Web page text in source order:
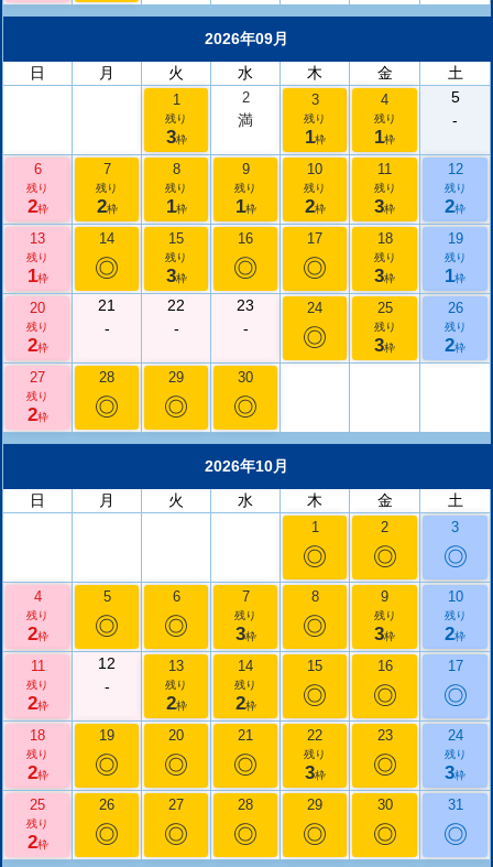
2026年09月
日
月 火 水 木 金 土
1
残り
3枠
2
満
3
残り
1枠
4
残り
1枠
5
-
6
残り
2枠
7
残り
2枠
8
残り
1枠
9
残り
1枠
10
残り
2枠
11
残り
3枠
12
残り
2枠
13
残り
1枠
14
◎
15
残り
3枠
16
◎
17
◎
18
残り
3枠
19
残り
1枠
20
残り
2枠
21
-
22
-
23
-
24
◎
25
残り
3枠
26
残り
2枠
27
残り
2枠
28
◎
29
◎
30
◎
2026年10月
日
月 火 水 木 金 土
1
◎
2
◎
3
◎
4
残り
2枠
5
◎
6
◎
7
残り
3枠
8
◎
9
残り
3枠
10
残り
2枠
11
残り
2枠
12
-
13
残り
2枠
14
残り
2枠
15
◎
16
◎
17
◎
18
残り
2枠
19
◎
20
◎
21
◎
22
残り
3枠
23
◎
24
残り
3枠
25
残り
2枠
26
◎
27
◎
28
◎
29
◎
30
◎
31
◎